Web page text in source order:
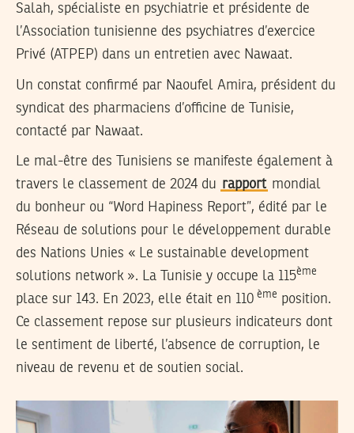
Salah, spécialiste en psychiatrie et présidente de
l’Association tunisienne des psychiatres d’exercice
Privé (ATPEP) dans un entretien avec Nawaat.
Un constat confirmé par Naoufel Amira, président du
syndicat des pharmaciens d’officine de Tunisie,
contacté par Nawaat.
Le mal-être des Tunisiens se manifeste également à
travers le classement de 2024 du rapport mondial
du bonheur ou “Word Hapiness Report”, édité par le
Réseau de solutions pour le développement durable
des Nations Unies « Le sustainable development
solutions network ». La Tunisie y occupe la 115ème
place sur 143. En 2023, elle était en 110 ème position.
Ce classement repose sur plusieurs indicateurs dont
le sentiment de liberté, l’absence de corruption, le
niveau de revenu et de soutien social.